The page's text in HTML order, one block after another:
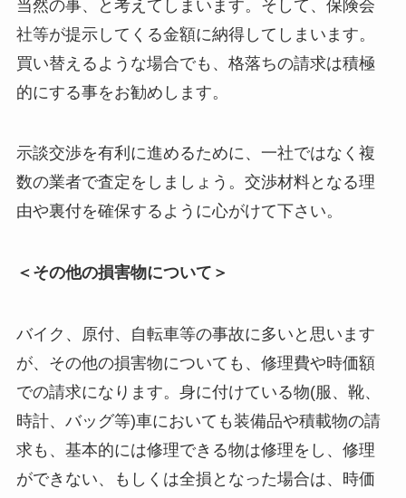
当然の事、と考えてしまいます。そして、保険会
社等が提示してくる金額に納得してしまいます。
買い替えるような場合でも、格落ちの請求は積極
的にする事をお勧めします。
示談交渉を有利に進めるために、一社ではなく複
数の業者で査定をしましょう。交渉材料となる理
由や裏付を確保するように心がけて下さい。
＜その他の損害物について＞
バイク、原付、自転車等の事故に多いと思います
が、その他の損害物についても、修理費や時価額
での請求になります。身に付けている物(服、靴、
時計、バッグ等)車においても装備品や積載物の請
求も、基本的には修理できる物は修理をし、修理
ができない、もしくは全損となった場合は、時価